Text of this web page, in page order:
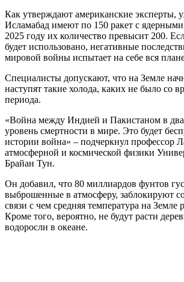
Как утверждают американские эксперты,
Исламабад имеют по 150 ракет с
2025 году их количество превысит 200.
будет использовано, негативные
мировой войны испытает на себе вся
Специалисты допускают, что на Земле
наступят такие холода, каких не было со
периода.
«Война между Индией и Пакистаном в два
уровень смертности в мире. Это будет
истории война» – подчеркнул профессор
атмосферной и космической физики
Брайан Тун.
Он добавил, что 80 миллиардов фунтов
выброшенные в атмосферу, заблокируют
связи с чем средняя температура на Земле
Кроме того, вероятно, не будут расти
водоросли в океане.